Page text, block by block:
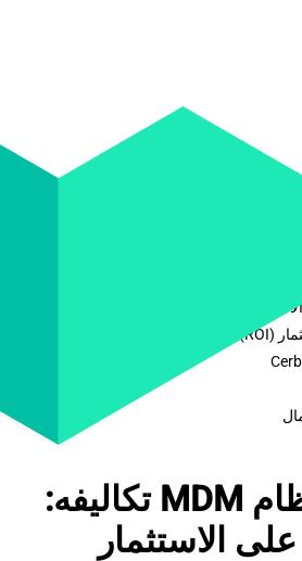
كيف يغطي نظام MDM تكاليفه:
الاستثمار